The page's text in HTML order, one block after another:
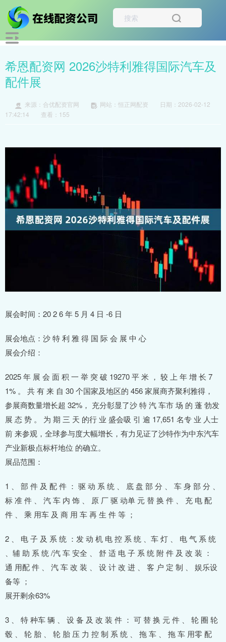
希恩配资网 2026沙特利雅得国际汽车及
配件展
来源：合优配资官网 网站：恒正网配资
日期：2026-02-12
17:42:14
查看：155
展会时间：20 2 6 年 5 月 4 日 -6 日
展会地点：沙 特 利 雅 得 国 际 会 展 中 心
展会介绍：
2025 年 展 会 面 积 一 举 突 破 19270 平 米 ， 较 上 年 增 长 7
1% 。 共 有 来 自 30 个国家及地区的 456 家展商齐聚利雅得，
参展商数量增长超 32%， 充分彰显了沙 特 汽 车市 场 的 蓬 勃发
展 态 势 。 为 期 三 天 的行 业 盛会吸 引 逾 17,651 名专 业 人士
前 来参观，全球参与度大幅增长，有力见证了沙特作为中东汽车
产业新极点标杆地位 的确立。
展品范围：
1 、 部 件 及 配 件 ： 驱 动 系 统 、 底 盘 部 分 、 车 身 部 分 、
标 准 件 、 汽 车 内 饰 、 原 厂 驱 动单 元 替 换 件 、 充 电 配
件 、 乘 用车 及 商 用 车 再 生 件 等 ；
2 、 电 子 及 系 统 ：发 动 机 电 控 系 统 、车 灯 、 电 气 系 统
、辅 助 系 统 /汽 车 安全 、 舒 适 电 子 系 统 附 件 及 改 装 ：
通 用配 件 、 汽 车 改 装 、 设 计 改 进 、 客 户 定 制 、 娱乐设
备等 ；
展开剩余63%
3 、 特 种车 辆 、 设 备 及 改 装 件 ： 可 替 换 元 件 、 轮 圈 轮
毂 、 轮 胎 、 轮 胎 压 力 控 制 系 统 、 拖 车 、 拖 车 用零 配